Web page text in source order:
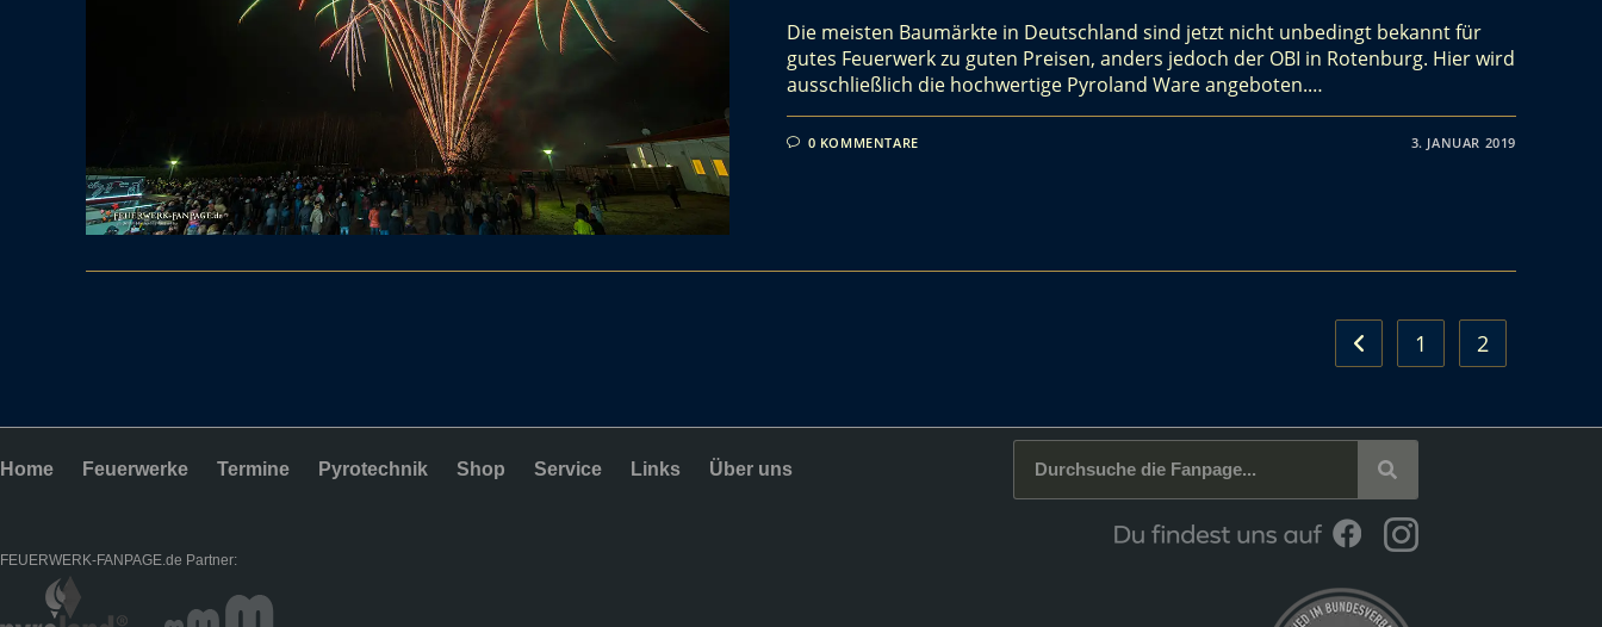
Die meisten Baumärkte in Deutschland sind jetzt nicht unbedingt bekannt für
gutes Feuerwerk zu guten Preisen, anders jedoch der OBI in Rotenburg. Hier wird
ausschließlich die hochwertige Pyroland Ware angeboten.…
0 KOMMENTARE 3. JANUAR 2019
1 2
Home Feuerwerke Termine Pyrotechnik Shop Service Links Über uns
FEUERWERK-FANPAGE.de Partner: